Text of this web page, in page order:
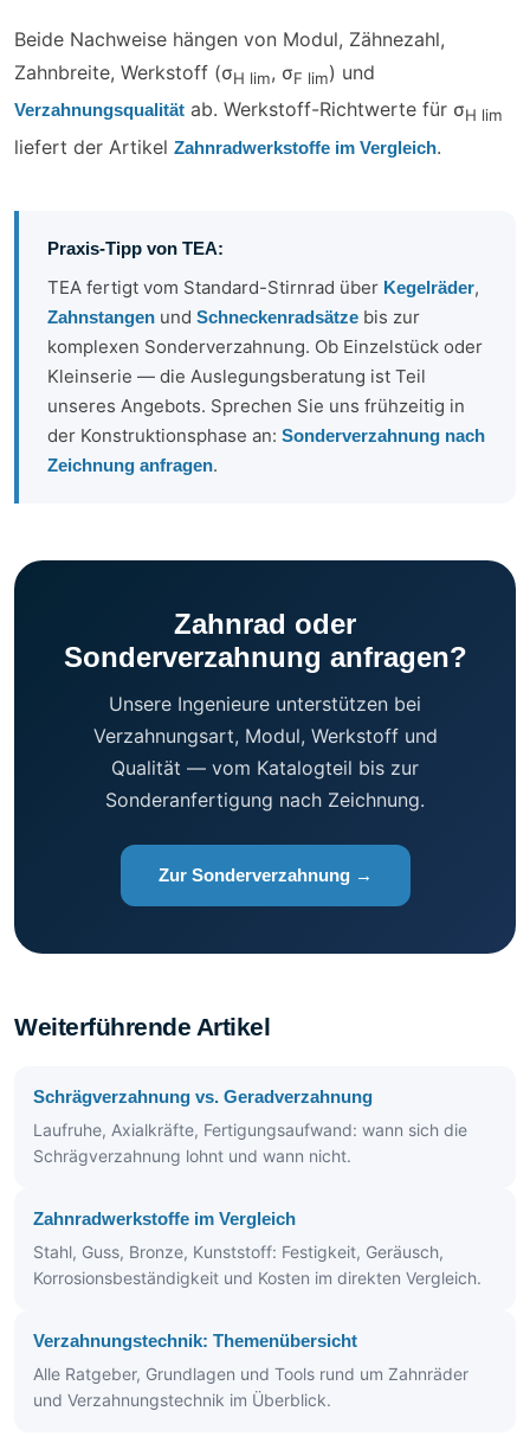
Beide Nachweise hängen von Modul, Zähnezahl,
Zahnbreite, Werkstoff (σH lim, σF lim) und
Verzahnungsqualität ab. Werkstoff-Richtwerte für σH lim
liefert der Artikel Zahnradwerkstoffe im Vergleich.
Praxis-Tipp von TEA:
TEA fertigt vom Standard-Stirnrad über Kegelräder,
Zahnstangen und Schneckenradsätze bis zur
komplexen Sonderverzahnung. Ob Einzelstück oder
Kleinserie — die Auslegungsberatung ist Teil
unseres Angebots. Sprechen Sie uns frühzeitig in
der Konstruktionsphase an: Sonderverzahnung nach
Zeichnung anfragen.
Zahnrad oder
Sonderverzahnung anfragen?
Unsere Ingenieure unterstützen bei
Verzahnungsart, Modul, Werkstoff und
Qualität — vom Katalogteil bis zur
Sonderanfertigung nach Zeichnung.
Zur Sonderverzahnung →
Weiterführende Artikel
Schrägverzahnung vs. Geradverzahnung
Laufruhe, Axialkräfte, Fertigungsaufwand: wann sich die
Schrägverzahnung lohnt und wann nicht.
Zahnradwerkstoffe im Vergleich
Stahl, Guss, Bronze, Kunststoff: Festigkeit, Geräusch,
Korrosionsbeständigkeit und Kosten im direkten Vergleich.
Verzahnungstechnik: Themenübersicht
Alle Ratgeber, Grundlagen und Tools rund um Zahnräder
und Verzahnungstechnik im Überblick.